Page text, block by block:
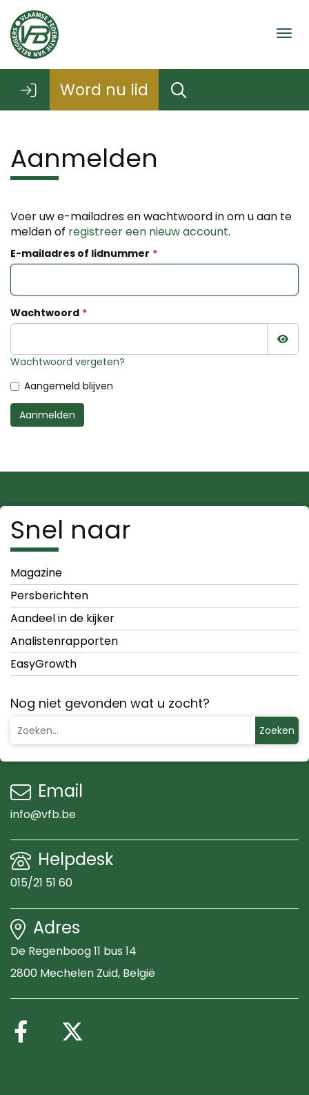
Word nu lid
Aanmelden
Voer uw e-mailadres en wachtwoord in om u aan te
melden of registreer een nieuw account.
E-mailadres of lidnummer
Wachtwoord
Wachtwoord vergeten?
Aangemeld blijven
Aanmelden
Snel naar
Magazine
Persberichten
Aandeel in de kijker
Analistenrapporten
EasyGrowth
Nog niet gevonden wat u zocht?
Zoeken
Email
info@vfb.be
Helpdesk
015/21 51 60
Adres
De Regenboog 11 bus 14
2800 Mechelen Zuid, België
Volg ons op Facebook